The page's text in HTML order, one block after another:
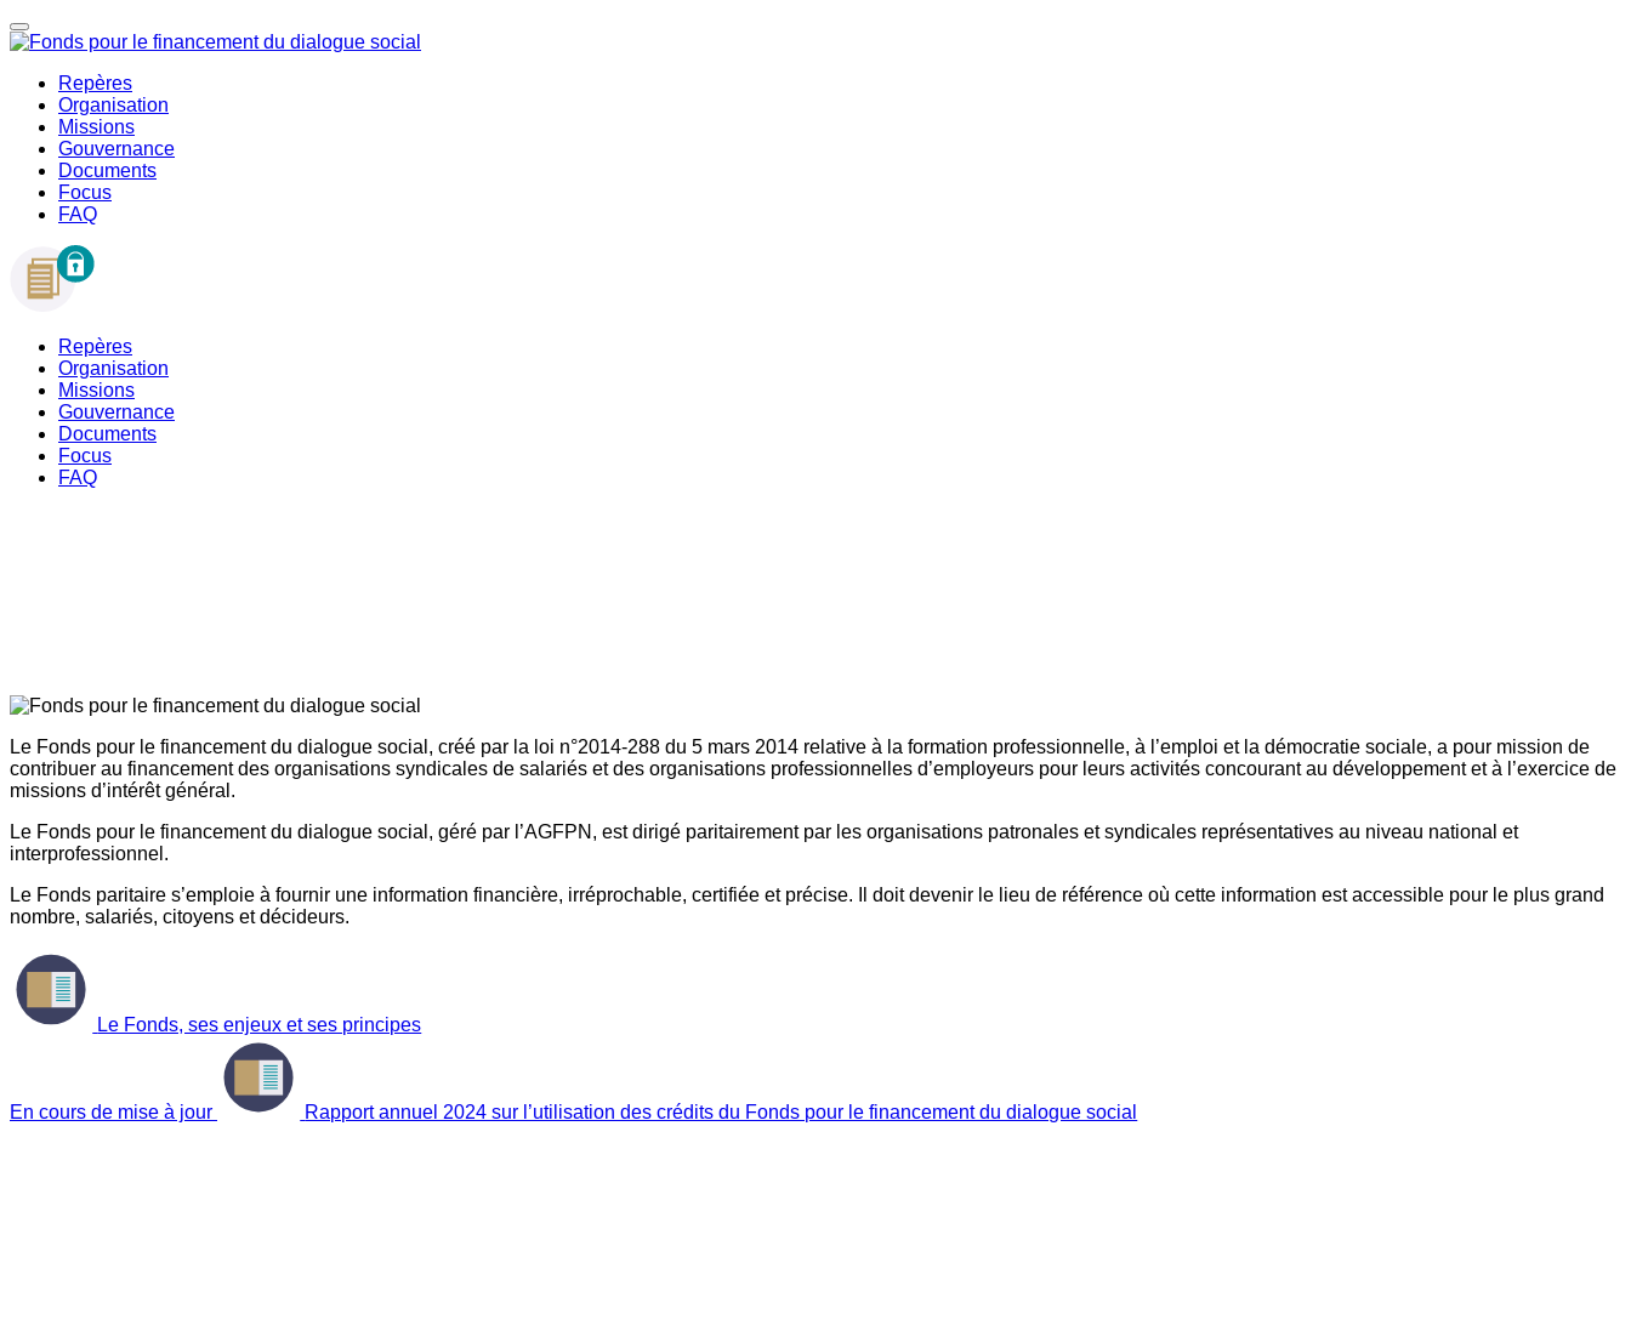
Repères
Organisation
Missions
Gouvernance
Documents
Focus
FAQ
Repères
Organisation
Missions
Gouvernance
Documents
Focus
FAQ
Le Fonds pour le financement du dialogue social, créé par la loi n°2014-288 du 5 mars 2014 relative à la formation professionnelle, à l’emploi et la démocratie sociale, a pour mission de
contribuer au financement des organisations syndicales de salariés et des organisations professionnelles d’employeurs pour leurs activités concourant au développement et à l’exercice de
missions d’intérêt général.
Le Fonds pour le financement du dialogue social, géré par l’AGFPN, est dirigé paritairement par les organisations patronales et syndicales représentatives au niveau national et
interprofessionnel.
Le Fonds paritaire s’emploie à fournir une information financière, irréprochable, certifiée et précise. Il doit devenir le lieu de référence où cette information est accessible pour le plus grand
nombre, salariés, citoyens et décideurs.
Le Fonds, ses enjeux et ses principes
En cours de mise à jour Rapport annuel 2024 sur l’utilisation des crédits du Fonds pour le financement du dialogue social